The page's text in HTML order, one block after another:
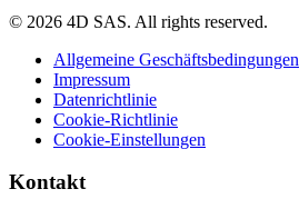
© 2026 4D SAS. All rights reserved.
Allgemeine Geschäftsbedingungen
Impressum
Datenrichtlinie
Cookie-Richtlinie
Cookie-Einstellungen
Kontakt